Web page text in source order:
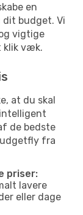
en
dit budget. Vi
vigtige
klik væk.
at du skal
de bedste
fra
priser:
lavere
eller dage